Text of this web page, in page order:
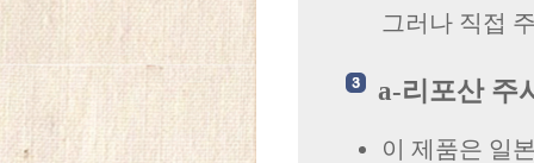
그러나 직접
a-리포산 주
이 제품은 일